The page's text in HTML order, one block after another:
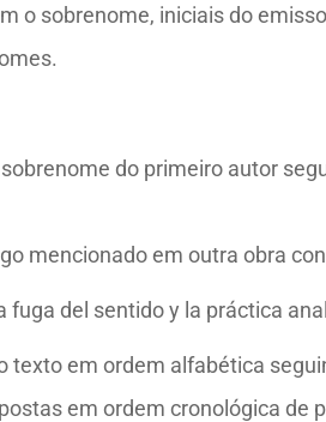
o sobrenome, iniciais do
do primeiro autor
mencionado em outra obra
fuga del sentido y la práctica
texto em ordem alfabética
em ordem cronológica de